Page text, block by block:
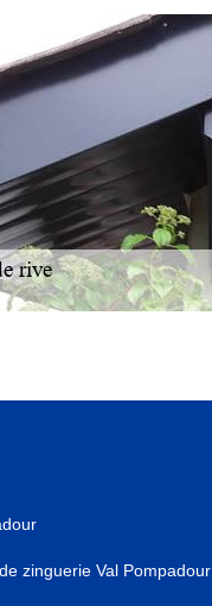
zinguerie Val Pompadour